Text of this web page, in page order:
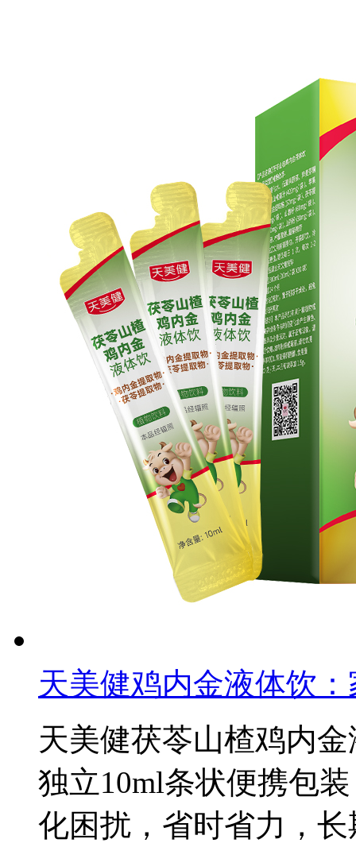
天美健鸡内金液体饮
天美健茯苓山楂鸡内
独立10ml条状便携包
化困扰，省时省力，